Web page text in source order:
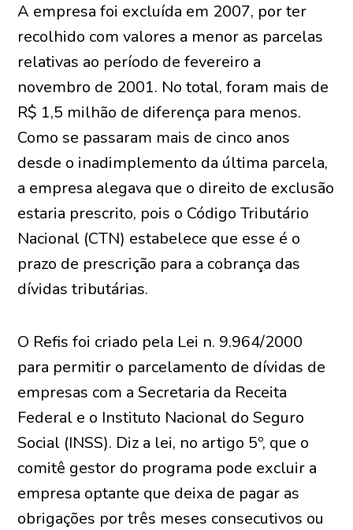
A empresa foi excluída em 2007, por ter
recolhido com valores a menor as parcelas
relativas ao período de fevereiro a
novembro de 2001. No total, foram mais de
R$ 1,5 milhão de diferença para menos.
Como se passaram mais de cinco anos
desde o inadimplemento da última parcela,
a empresa alegava que o direito de exclusão
estaria prescrito, pois o Código Tributário
Nacional (CTN) estabelece que esse é o
prazo de prescrição para a cobrança das
dívidas tributárias.
O Refis foi criado pela Lei n. 9.964/2000
para permitir o parcelamento de dívidas de
empresas com a Secretaria da Receita
Federal e o Instituto Nacional do Seguro
Social (INSS). Diz a lei, no artigo 5º, que o
comitê gestor do programa pode excluir a
empresa optante que deixa de pagar as
obrigações por três meses consecutivos ou